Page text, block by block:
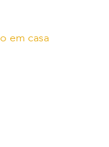
em casa